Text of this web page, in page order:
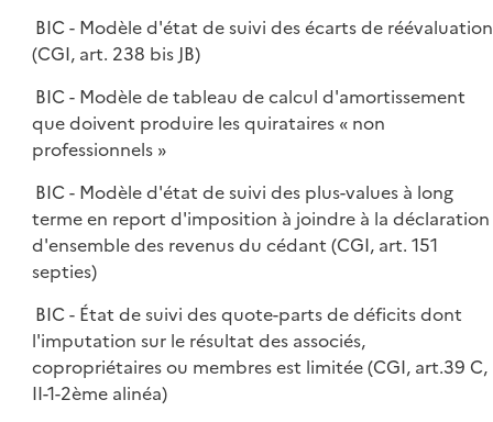
BIC - Modèle d'état de suivi des écarts de réévaluation
(CGI, art. 238 bis JB)
BIC - Modèle de tableau de calcul d'amortissement
que doivent produire les quirataires « non
professionnels »
BIC - Modèle d'état de suivi des plus-values à long
terme en report d'imposition à joindre à la déclaration
d'ensemble des revenus du cédant (CGI, art. 151
septies)
BIC - État de suivi des quote-parts de déficits dont
l'imputation sur le résultat des associés,
copropriétaires ou membres est limitée (CGI, art.39 C,
II-1-2ème alinéa)